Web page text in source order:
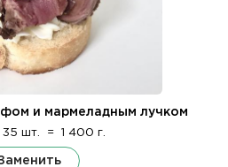
и мармеладным лучком
35 шт. = 1 400 г.